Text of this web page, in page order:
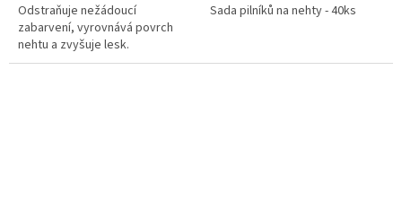
Odstraňuje nežádoucí
zabarvení, vyrovnává povrch
nehtu a zvyšuje lesk.
Sada pilníků na nehty - 40ks